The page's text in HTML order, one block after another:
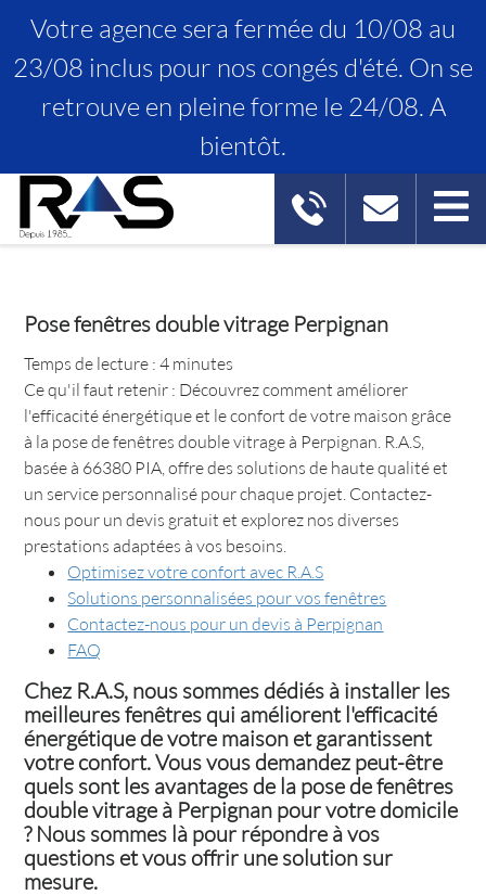
Votre agence sera fermée du 10/08 au
23/08 inclus pour nos congés d'été. On se
retrouve en pleine forme le 24/08. A
bientôt.
POSE FENÊTRES DOUBLE
VITRAGE PERPIGNAN
Pose fenêtres double vitrage Perpignan
Temps de lecture : 4 minutes
Ce qu'il faut retenir : Découvrez comment améliorer
l'efficacité énergétique et le confort de votre maison grâce
à la pose de fenêtres double vitrage à Perpignan. R.A.S,
basée à 66380 PIA, offre des solutions de haute qualité et
un service personnalisé pour chaque projet. Contactez-
nous pour un devis gratuit et explorez nos diverses
prestations adaptées à vos besoins.
Optimisez votre confort avec R.A.S
Solutions personnalisées pour vos fenêtres
Contactez-nous pour un devis à Perpignan
FAQ
Chez R.A.S, nous sommes dédiés à installer les
meilleures fenêtres qui améliorent l'efficacité
énergétique de votre maison et garantissent
votre confort. Vous vous demandez peut-être
quels sont les avantages de la pose de fenêtres
double vitrage à Perpignan pour votre domicile
? Nous sommes là pour répondre à vos
questions et vous offrir une solution sur
mesure.